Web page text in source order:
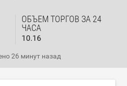
ОБЪЕМ ТОРГОВ ЗА 24
ЧАСА
10.16
26 минут назад